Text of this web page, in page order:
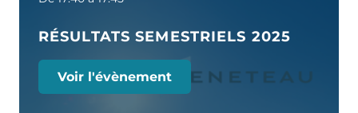
RÉSULTATS SEMESTRIELS 2025
Voir l'évènement